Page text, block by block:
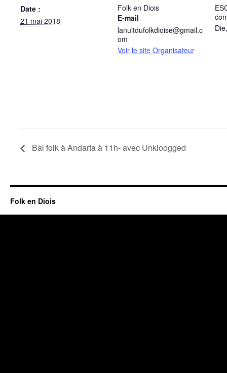
Date :
21 mai 2018
Folk en Diois
E-mail
lanuitdufolkdioise@gmail.c
om
Voir le site Organisateur
Die,
Bal folk à Andarta à 11h- avec Unkloogged
Folk en Diois